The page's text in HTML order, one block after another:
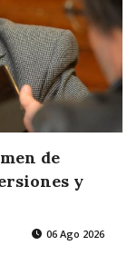
de
y
06 Ago 2026